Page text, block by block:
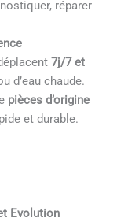
réparer
7j/7 et
d’eau chaude.
pièces d’origine
et durable.
Evolution